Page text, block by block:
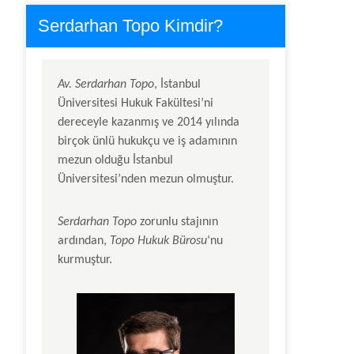
Serdarhan Topo Kimdir?
Av. Serdarhan Topo, İstanbul
Üniversitesi Hukuk Fakültesi’ni
dereceyle kazanmış ve 2014 yılında
birçok ünlü hukukçu ve iş adamının
mezun olduğu İstanbul
Üniversitesi’nden mezun olmuştur.
Serdarhan Topo zorunlu stajının
ardından, Topo Hukuk Bürosu‘nu
kurmuştur.